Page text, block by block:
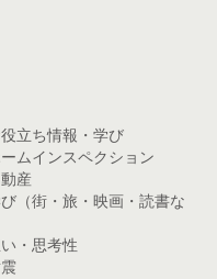
立ち情報・学び
ムインスペクション
産
（街・旅・映画・読書な
・思考性